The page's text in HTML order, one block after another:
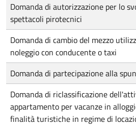
Domanda di autorizzazione per lo
spettacoli pirotecnici
Domanda di cambio del mezzo
noleggio con conducente o taxi
Domanda di partecipazione alla
Domanda di riclassificazione
appartamento per vacanze in
finalità turistiche in regime di